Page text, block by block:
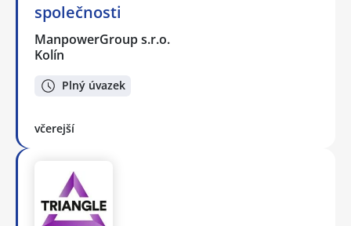
společnosti
ManpowerGroup s.r.o.
Kolín
Plný úvazek
včerejší